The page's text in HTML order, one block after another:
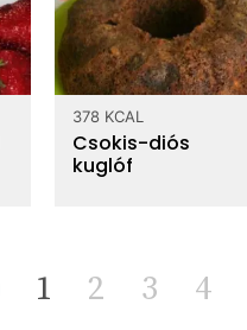
0.8 mg
22 mg
21 mg
3 mg
378 KCAL
Csokis-diós
kuglóf
1 2 3 4